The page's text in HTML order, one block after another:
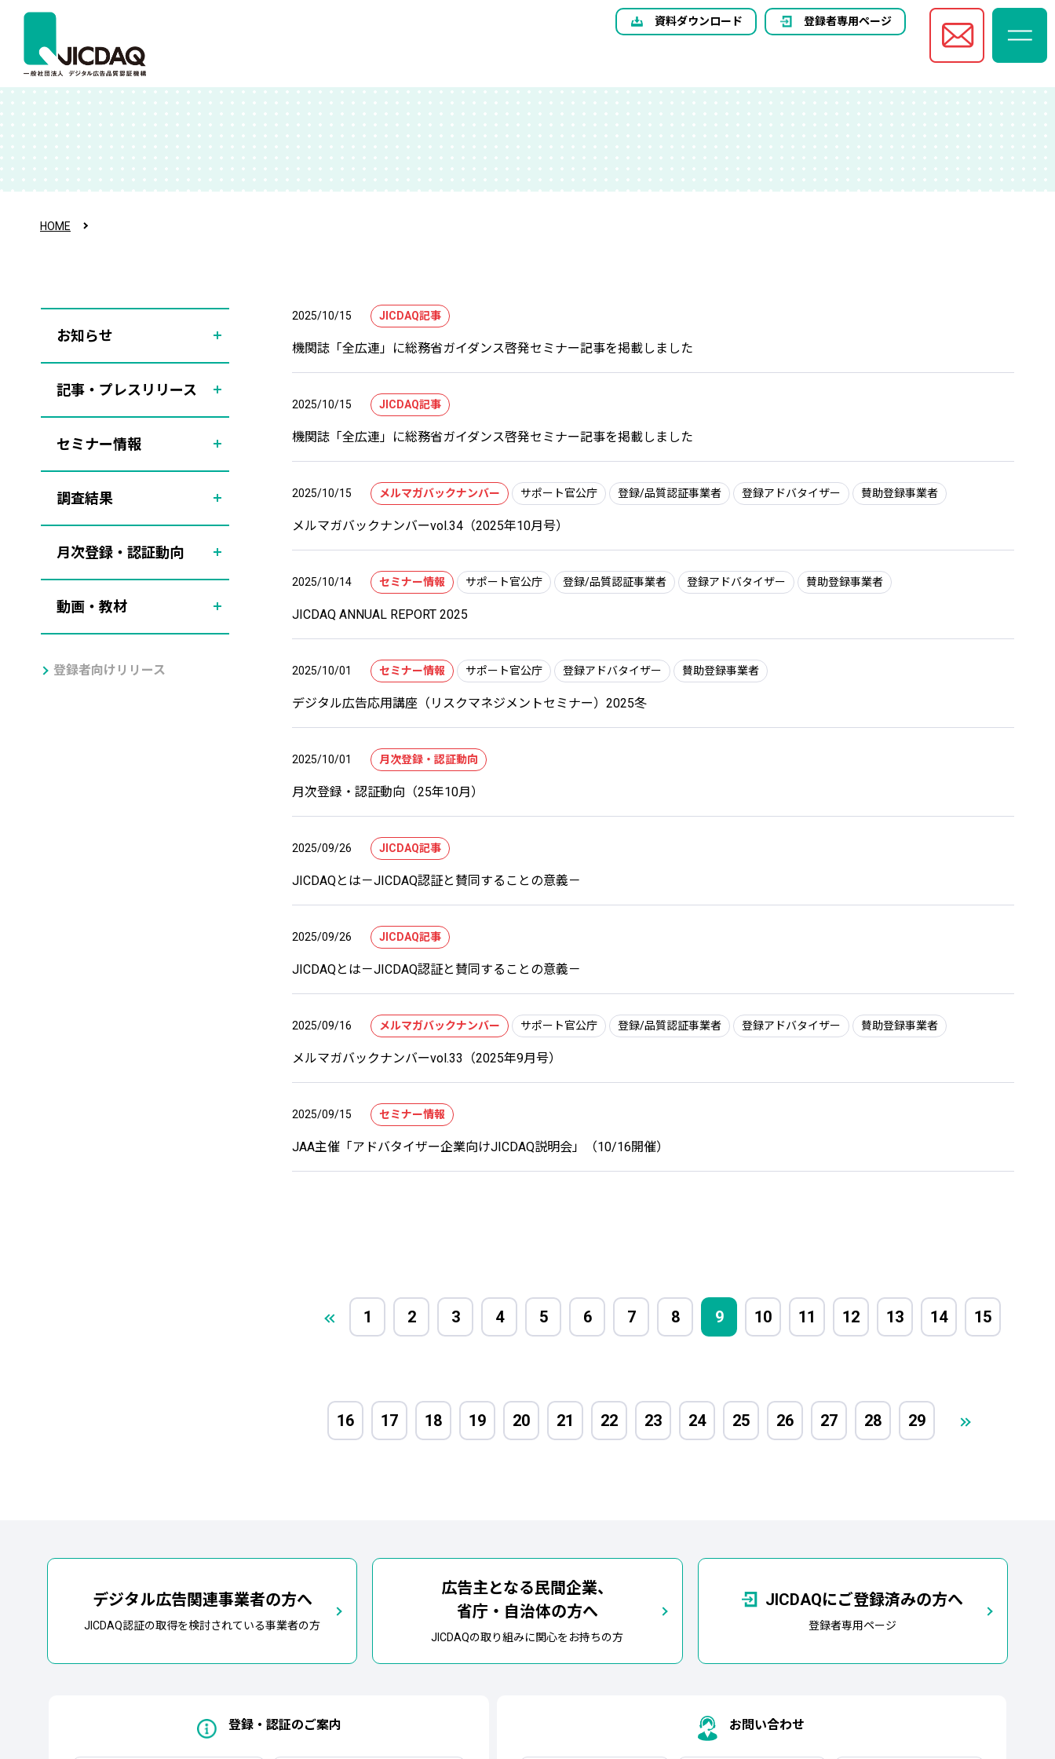
資料ダウンロード 登録者専用ページ
HOME
2025/10/15 JICDAQ記事
機関誌「全広連」に総務省ガイダンス啓発セミナー記事を掲載しました
2025/10/15 JICDAQ記事
機関誌「全広連」に総務省ガイダンス啓発セミナー記事を掲載しました
2025/10/15 メルマガバックナンバー サポート官公庁 登録/品質認証事業者 登録アドバタイザー 賛助登録事業者
メルマガバックナンバーvol.34（2025年10月号）
2025/10/14 セミナー情報 サポート官公庁 登録/品質認証事業者 登録アドバタイザー 賛助登録事業者
JICDAQ ANNUAL REPORT 2025
2025/10/01 セミナー情報 サポート官公庁 登録アドバタイザー 賛助登録事業者
デジタル広告応用講座（リスクマネジメントセミナー）2025冬
2025/10/01 月次登録・認証動向
月次登録・認証動向（25年10月）
2025/09/26 JICDAQ記事
JICDAQとは－JICDAQ認証と賛同することの意義－
2025/09/26 JICDAQ記事
JICDAQとは－JICDAQ認証と賛同することの意義－
2025/09/16 メルマガバックナンバー サポート官公庁 登録/品質認証事業者 登録アドバタイザー 賛助登録事業者
メルマガバックナンバーvol.33（2025年9月号）
2025/09/15 セミナー情報
JAA主催「アドバタイザー企業向けJICDAQ説明会」（10/16開催）
1 2 3 4 5 6 7 8 9 10 11 12 13 14 15
16 17 18 19 20 21 22 23 24 25 26 27 28 29
お知らせ
記事・プレスリリース
セミナー情報
調査結果
月次登録・認証動向
動画・教材
登録者向けリリース
デジタル広告関連事業者の方へ
JICDAQ認証の取得を検討されている事業者の方
広告主となる民間企業、
省庁・自治体の方へ
JICDAQの取り組みに関心をお持ちの方
JICDAQにご登録済みの方へ
登録者専用ページ
登録・認証のご案内 お問い合わせ